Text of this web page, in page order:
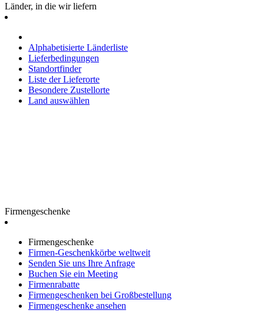
Länder, in die wir liefern
Alphabetisierte Länderliste
Lieferbedingungen
Standortfinder
Liste der Lieferorte
Besondere Zustellorte
Land auswählen
Firmengeschenke
Firmengeschenke
Firmen-Geschenkkörbe weltweit
Senden Sie uns Ihre Anfrage
Buchen Sie ein Meeting
Firmenrabatte
Firmengeschenken bei Großbestellung
Firmengeschenke ansehen